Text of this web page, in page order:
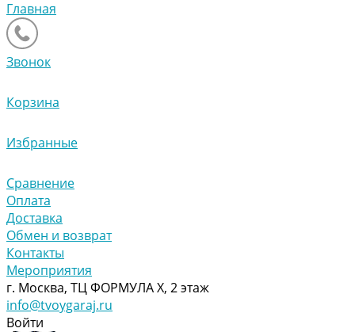
Главная
Звонок
Корзина
Избранные
Сравнение
Оплата
Доставка
Обмен и возврат
Контакты
Мероприятия
г. Москва, ТЦ ФОРМУЛА Х, 2 этаж
info@tvoygaraj.ru
Войти